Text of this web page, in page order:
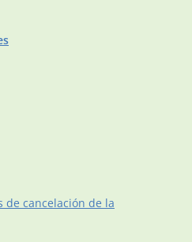
de cancelación de la